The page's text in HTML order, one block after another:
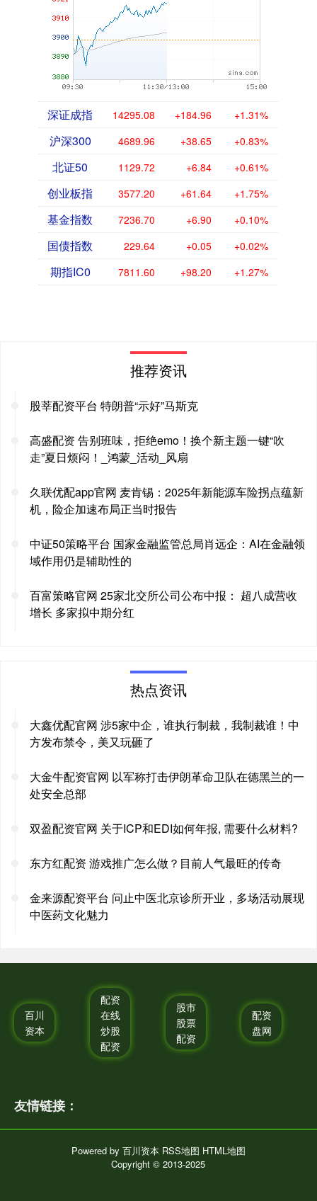
深证成指 14295.08 +184.96 +1.31%
沪深300 4689.96 +38.65 +0.83%
北证50 1129.72 +6.84 +0.61%
创业板指 3577.20 +61.64 +1.75%
基金指数 7236.70 +6.90 +0.10%
国债指数 229.64 +0.05 +0.02%
期指IC0 7811.60 +98.20 +1.27%
推荐资讯
股莘配资平台 特朗普“示好”马斯克
高盛配资 告别班味，拒绝emo！换个新主题一键“吹
走”夏日烦闷！_鸿蒙_活动_风扇
久联优配app官网 麦肯锡：2025年新能源车险拐点蕴新
机，险企加速布局正当时报告
中证50策略平台 国家金融监管总局肖远企：AI在金融领
域作用仍是辅助性的
百富策略官网 25家北交所公司公布中报： 超八成营收
增长 多家拟中期分红
热点资讯
大鑫优配官网 涉5家中企，谁执行制裁，我制裁谁！中
方发布禁令，美又玩砸了
大金牛配资官网 以军称打击伊朗革命卫队在德黑兰的一
处安全总部
双盈配资官网 关于ICP和EDI如何年报, 需要什么材料?
东方红配资 游戏推广怎么做？目前人气最旺的传奇
金来源配资平台 问止中医北京诊所开业，多场活动展现
中医药文化魅力
百川
资本
配资
在线
炒股
配资
股市
股票
配资
配资
盘网
友情链接：
Powered by 百川资本 RSS地图 HTML地图
Copyright© 2013-2025